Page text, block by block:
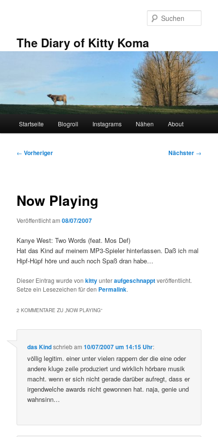
The Diary of Kitty Koma
Startseite Blogroll Instagrams Nähen About
Beitragsnavigation
← Vorheriger Nächster →
Now Playing
Veröffentlicht am08/07/2007
Kanye West: Two Words (feat. Mos Def)
Hat das Kind auf meinem MP3-Spieler hinterlassen. Daß ich mal
Hipf-Hüpf höre und auch noch Spaß dran habe…
Dieser Eintrag wurde vonkittyunteraufgeschnapptveröffentlicht.
Setze ein Lesezeichen für den Permalink.
2 KOMMENTARE ZU „NOW PLAYING“
das Kindschriebam10/07/2007 um 14:15 Uhr:
völlig legitim. einer unter vielen rappern der die eine oder
andere kluge zeile produziert und wirklich hörbare musik
macht. wenn er sich nicht gerade darüber aufregt, dass er
irgendwelche awards nicht gewonnen hat. naja, genie und
wahnsinn…